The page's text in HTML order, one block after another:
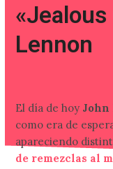
«Jealous
Lennon
El día de hoy
como era de
apareciendo
de remezclas al